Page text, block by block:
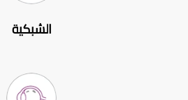
الشبكية